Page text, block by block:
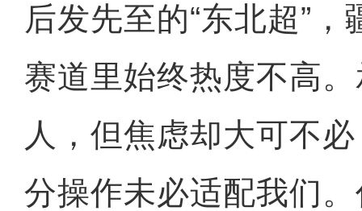
后发先至的“东北超”
赛道里始终热度不高
人，但焦虑却大可不
分操作未必适配我们